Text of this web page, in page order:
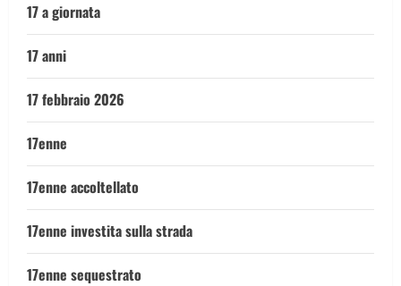
17 a giornata
17 anni
17 febbraio 2026
17enne
17enne accoltellato
17enne investita sulla strada
17enne sequestrato